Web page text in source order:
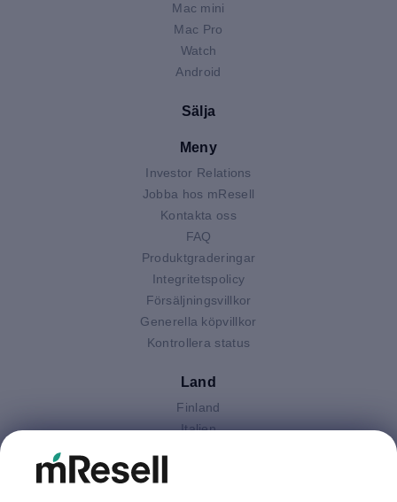
Mac mini
Mac Pro
Watch
Android
Sälja
Meny
Investor Relations
Jobba hos mResell
Kontakta oss
FAQ
Produktgraderingar
Integritetspolicy
Försäljningsvillkor
Generella köpvillkor
Kontrollera status
Land
Finland
Italien